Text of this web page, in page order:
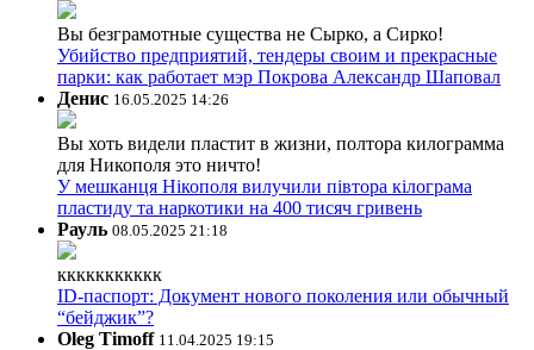
Вы безграмотные существа не Сырко, а Сирко!
Убийство предприятий, тендеры своим и прекрасные
парки: как работает мэр Покрова Александр Шаповал
Денис 16.05.2025 14:26
Вы хоть видели пластит в жизни, полтора килограмма
для Никополя это ничто!
У мешканця Нікополя вилучили півтора кілограма
пластиду та наркотики на 400 тисяч гривень
Рауль 08.05.2025 21:18
ккккккккккк
ID-паспорт: Документ нового поколения или обычный
“бейджик”?
Oleg Timoff 11.04.2025 19:15